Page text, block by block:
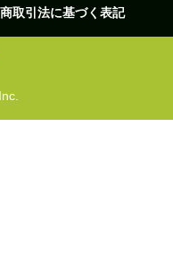
取引法に基づく表記